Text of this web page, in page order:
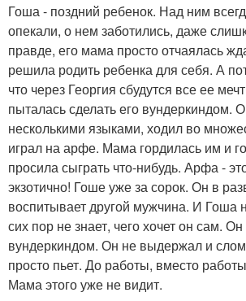
Гоша - поздний ребенок. Над ним
опекали, о нем заботились, даже
правде, его мама просто отчаялась
решила родить ребенка для себя. А
что через Георгия сбудутся все ее
пыталась сделать его вундеркиндом.
несколькими языками, ходил во
играл на арфе. Мама гордилась им и
просила сыграть что-нибудь. Арфа -
экзотично! Гоше уже за сорок. Он в
воспитывает другой мужчина. И Гоша
сих пор не знает, чего хочет он сам.
вундеркиндом. Он не выдержал и
просто пьет. До работы, вместо
Мама этого уже не видит.